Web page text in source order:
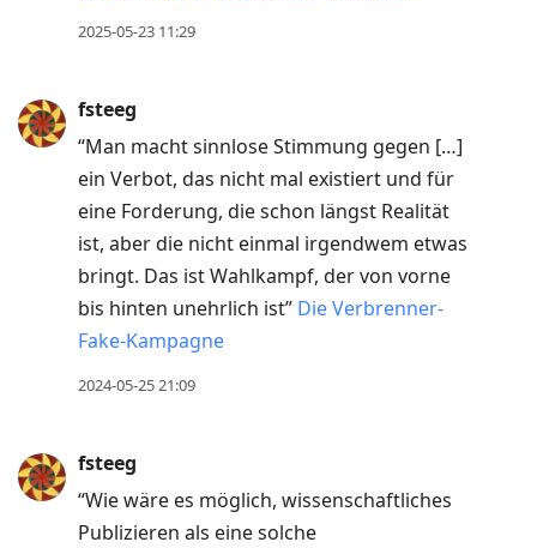
2025-05-23 11:29
fsteeg
“Man macht sinnlose Stimmung gegen […]
ein Verbot, das nicht mal existiert und für
eine Forderung, die schon längst Realität
ist, aber die nicht einmal irgendwem etwas
bringt. Das ist Wahlkampf, der von vorne
bis hinten unehrlich ist” Die Verbrenner-
Fake-Kampagne
2024-05-25 21:09
fsteeg
“Wie wäre es möglich, wissenschaftliches
Publizieren als eine solche